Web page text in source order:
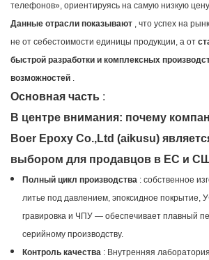
телефонов», ориентируясь на самую низкую
Данные отрасли показывают , что успех на
не от себестоимости единицы продукции, а от
быстрой разработки и комплексных
возможностей .
Основная часть :
В центре внимания: почему
Boer Epoxy Co.,Ltd (aikusu)
выбором для продавцов в ЕС и
Полный цикл производства: собственное
литье под давлением, эпоксидное покрытие,
гравировка и ЧПУ — обеспечивает плавный
серийному производству.
Контроль качества: Внутренняя